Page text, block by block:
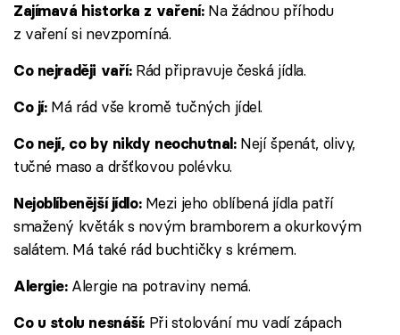
Zajímavá historka z vaření: Na žádnou příhodu
z vaření si nevzpomíná.
Co nejraději vaří: Rád připravuje česká jídla.
Co jí:Má rád vše kromě tučných jídel.
Co nejí, co by nikdy neochutnal: Nejí špenát, olivy,
tučné maso a dršťkovou polévku.
Nejoblíbenější jídlo: Mezi jeho oblíbená jídla patří
smažený květák s novým bramborem a okurkovým
salátem. Má také rád buchtičky s krémem.
Alergie: Alergie na potraviny nemá.
Co u stolu nesnáší:Při stolování mu vadí zápach